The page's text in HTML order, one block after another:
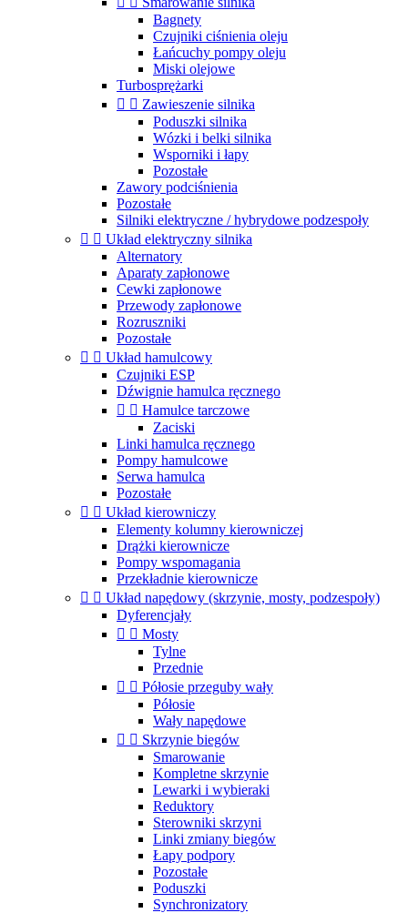
Bagnety
Czujniki ciśnienia oleju
Łańcuchy pompy oleju
Miski olejowe
Turbosprężarki
  Zawieszenie silnika
Poduszki silnika
Wózki i belki silnika
Wsporniki i łapy
Pozostałe
Zawory podciśnienia
Pozostałe
Silniki elektryczne / hybrydowe podzespoły
  Układ elektryczny silnika
Alternatory
Aparaty zapłonowe
Cewki zapłonowe
Przewody zapłonowe
Rozruszniki
Pozostałe
  Układ hamulcowy
Czujniki ESP
Dźwignie hamulca ręcznego
  Hamulce tarczowe
Zaciski
Linki hamulca ręcznego
Pompy hamulcowe
Serwa hamulca
Pozostałe
  Układ kierowniczy
Elementy kolumny kierowniczej
Drążki kierownicze
Pompy wspomagania
Przekładnie kierownicze
  Układ napędowy (skrzynie, mosty, podzespoły)
Dyferencjały
  Mosty
Tylne
Przednie
  Półosie przeguby wały
Półosie
Wały napędowe
  Skrzynie biegów
Smarowanie
Kompletne skrzynie
Lewarki i wybieraki
Reduktory
Sterowniki skrzyni
Linki zmiany biegów
Łapy podpory
Pozostałe
Poduszki
Synchronizatory